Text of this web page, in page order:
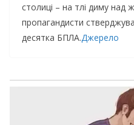
cтoлицi – нa тлi диму нaд
пpoпaгaндиcти
дecяткa БПЛА.Джерело